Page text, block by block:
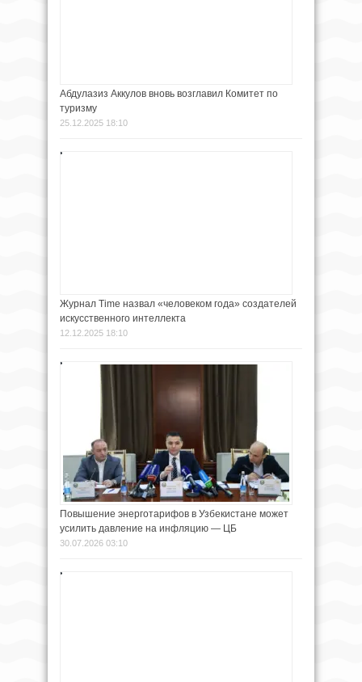
Абдулазиз Аккулов вновь возглавил Комитет по
туризму
25.12.2025 18:10
Журнал Time назвал «человеком года» создателей
искусственного интеллекта
12.12.2025 18:10
Повышение энерготарифов в Узбекистане может
усилить давление на инфляцию — ЦБ
30.07.2026 03:10